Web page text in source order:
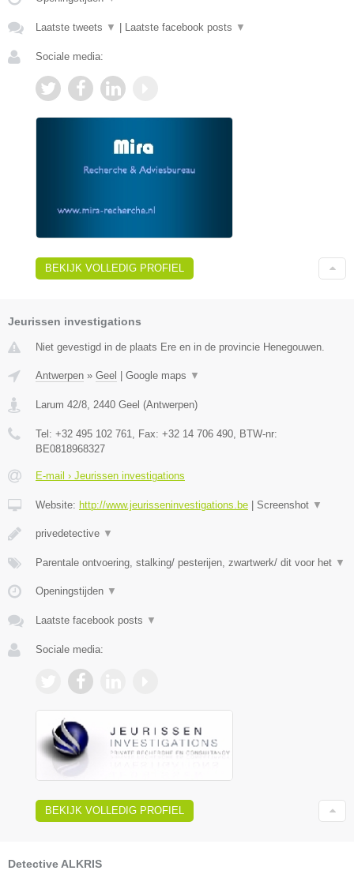
Laatste tweets ▼ Laatste facebook posts ▼
Sociale media:
BEKIJK VOLLEDIG PROFIEL
Jeurissen investigations
Niet gevestigd in de plaats Ere en in de provincie Henegouwen.
Antwerpen » Geel | Google maps ▼
Larum 42/8 2440 Geel (Antwerpen)
Tel: +32 495 102 761 , Fax: +32 14 706 490 , BTW-nr:
BE0818968327
E-mail › Jeurissen investigations
Website: http://www.jeurisseninvestigations.be | Screenshot ▼
privedetective ▼
Parentale ontvoering, stalking/ pesterijen, zwartwerk/ dit voor het ▼
Openingstijden ▼
Laatste facebook posts ▼
Sociale media:
BEKIJK VOLLEDIG PROFIEL
Detective ALKRIS